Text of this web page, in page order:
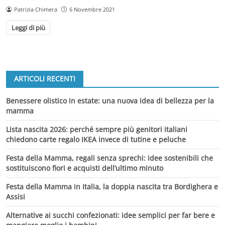
Patrizia Chimera 6 Novembre 2021
Leggi di più
ARTICOLI RECENTI
Benessere olistico in estate: una nuova idea di bellezza per la
mamma
Lista nascita 2026: perché sempre più genitori italiani
chiedono carte regalo IKEA invece di tutine e peluche
Festa della Mamma, regali senza sprechi: idee sostenibili che
sostituiscono fiori e acquisti dell’ultimo minuto
Festa della Mamma in Italia, la doppia nascita tra Bordighera e
Assisi
Alternative ai succhi confezionati: idee semplici per far bere e